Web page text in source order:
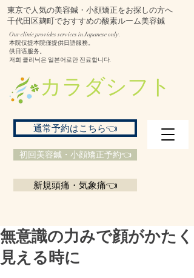
東京で人気の美容鍼・小顔矯正をお探しの方へ
千代田区麹町でおすすめの酸素ルーム美容鍼
​カラダシフト
初回美容鍼・小顔矯正予約👈
通常予約はこちら👈
新規頭痛・気象痛👈
Our clinic provides services in Japanese only.
本院仅提本院僅提供日語服務。
供日语服务。
저희 클리닉은 일본어로만 진료합니다.
無意識の力みで顔がかたく
見える時に